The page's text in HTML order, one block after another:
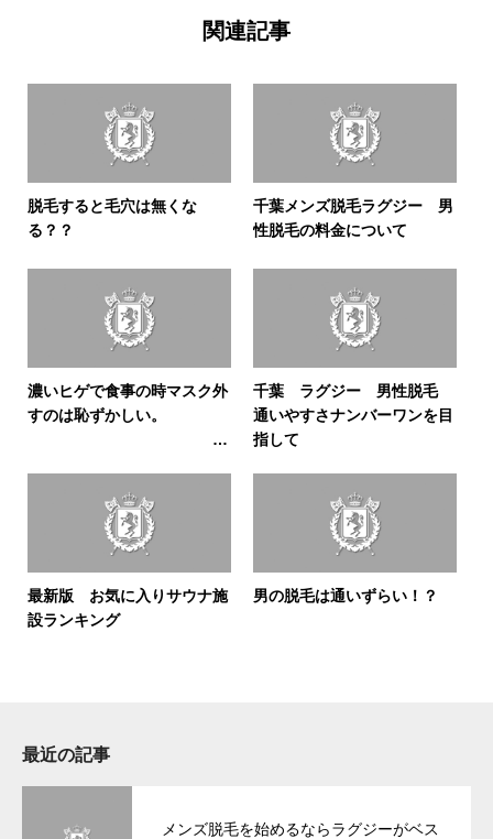
関連記事
脱毛すると毛穴は無くな
る？？
千葉メンズ脱毛ラグジー 男
性脱毛の料金について
濃いヒゲで食事の時マスク外
すのは恥ずかしい。
千葉 ラグジー 男性脱毛
通いやすさナンバーワンを目
指して
最新版 お気に入りサウナ施
設ランキング
男の脱毛は通いずらい！？
最近の記事
メンズ脱毛を始めるならラグジーがベス